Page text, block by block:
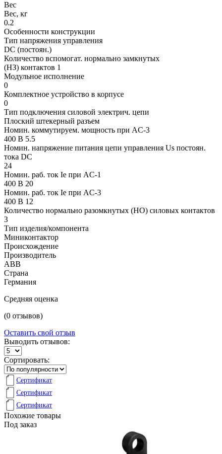
Вес
Вес, кг
0.2
Особенности конструкции
Тип напряжения управления
DC (постоян.)
Количество вспомогат. нормально замкнутых
(НЗ) контактов 1
Модульное исполнение
0
Комплектное устройство в корпусе
0
Тип подключения силовой электрич. цепи
Плоский штекерный разъем
Номин. коммутируем. мощность при AC-3
400 В 5.5
Номин. напряжение питания цепи управления Us постоян.
тока DC
24
Номин. раб. ток Ie при AC-1
400 В 20
Номин. раб. ток Ie при AC-3
400 В 12
Количество нормально разомкнутых (НО) силовых контактов
3
Тип изделия/компонента
Миниконтактор
Происхождение
Производитель
ABB
Страна
Германия
Средняя оценка
(0 отзывов)
Оставить свой отзыв
Выводить отзывов:
Сортировать:
Сертификат
Сертификат
Сертификат
Похожие товары
Под заказ